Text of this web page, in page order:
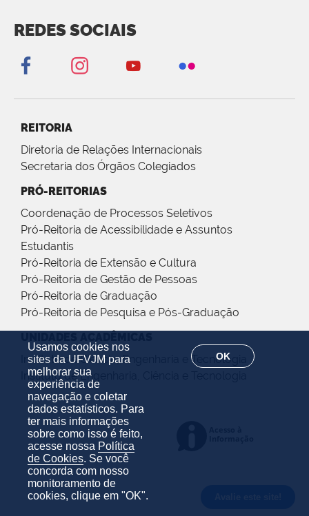
Usamos cookies nos
sites da UFVJM para
melhorar sua
experiência de
navegação e coletar
dados estatísticos. Para
ter mais informações
sobre como isso é feito,
acesse nossa Política
de Cookies. Se você
concorda com nosso
monitoramento de
cookies, clique em "OK".
OK
REDES SOCIAIS
REITORIA
Diretoria de Relações Internacionais
Secretaria dos Órgãos Colegiados
PRÓ-REITORIAS
Coordenação de Processos Seletivos
Pró-Reitoria de Acessibilidade e Assuntos
Estudantis
Pró-Reitoria de Extensão e Cultura
Pró-Reitoria de Gestão de Pessoas
Pró-Reitoria de Graduação
Pró-Reitoria de Pesquisa e Pós-Graduação
Instituto de Ciência, Engenharia e Tecnologia
Instituto de Engenharia, Ciência e Tecnologia